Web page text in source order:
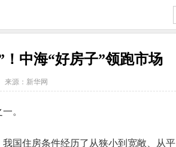
中海“好房子”领跑市场
来源：新华网
。
国住房条件经历了从狭小到宽敞、从平